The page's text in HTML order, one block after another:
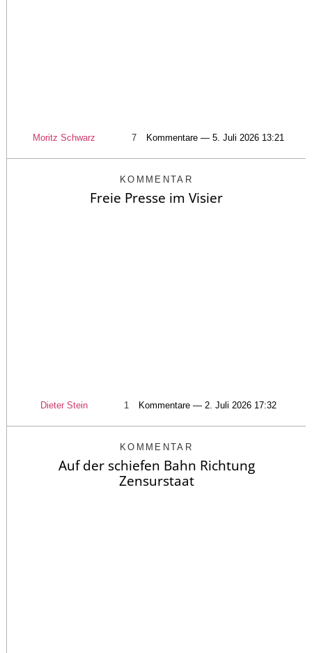
Moritz Schwarz 7 Kommentare — 5. Juli 2026 13:21
KOMMENTAR
Freie Presse im Visier
Dieter Stein 1 Kommentare — 2. Juli 2026 17:32
KOMMENTAR
Auf der schiefen Bahn Richtung
Zensurstaat